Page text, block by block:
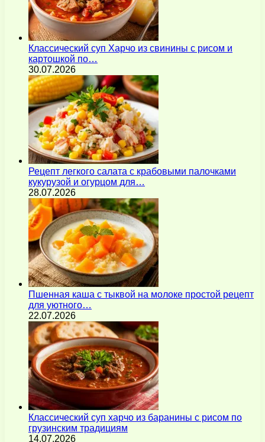
Классический суп Харчо из свинины с рисом и
картошкой по…
30.07.2026
Рецепт легкого салата с крабовыми палочками
кукурузой и огурцом для…
28.07.2026
Пшенная каша с тыквой на молоке простой рецепт
для уютного…
22.07.2026
Классический суп харчо из баранины с рисом по
грузинским традициям
14.07.2026